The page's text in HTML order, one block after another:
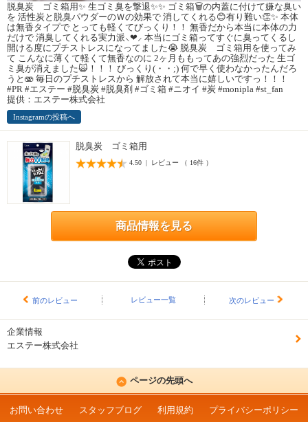
脱臭炭 ゴミ箱用✨ 生ゴミ臭を撃退✨✨ ゴミ箱🗑️の内蓋に付けて嫌な臭い
を 活性炭と脱臭パウダーのＷの効果で 消してくれる😊有り難い👏✨ 本体
は無香タイプで とっても軽くてびっくり！！ 無香だから本当に本体の力
だけで 消臭してくれる実力派⸜❤︎⸝ 本当にゴミ箱ってすぐに臭ってくるし
開ける度にプチストレスになってました😭 脱臭炭 ゴミ箱用を使ってみ
て こんなに薄くて軽くて無香なのに 2ヶ月ももってあの強烈だった 生ゴ
ミ臭が消えました🙀！！！ びっくり(・・;) 何で早く使わなかったんだろ
うと🫨 毎日のプチストレスから 解放されて本当に嬉しいですっ！！！
#PR #エステー #脱臭炭 #脱臭剤 #ゴミ箱 #ニオイ #炭 #monipla #st_fan
提供：エステー株式会社
Instagramの投稿へ
脱臭炭 ゴミ箱用
4.50 | レビュー （ 16件 ）
商品情報を見る
前のレビュー レビュー一覧 次のレビュー
企業情報
エステー株式会社
ページの先頭へ
お問い合わせ スタッフブログ 利用規約 プライバシーポリシー